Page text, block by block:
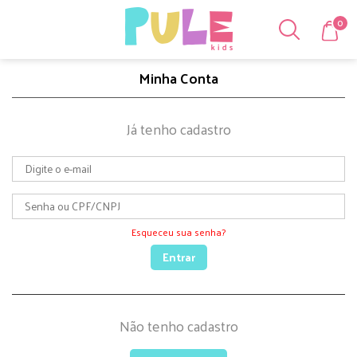
0
Minha Conta
Já tenho cadastro
Esqueceu sua senha?
Entrar
Não tenho cadastro